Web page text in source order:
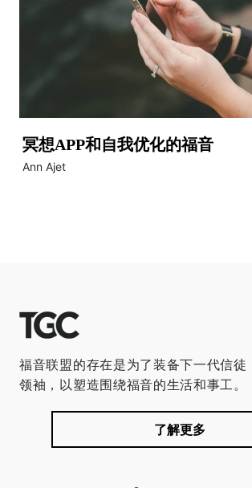
冥想APP和自我优化的福音
Ann Ajet
福音联盟的存在是为了装备下一代信徒
领袖，以塑造围绕福音的生活和事工。
了解更多